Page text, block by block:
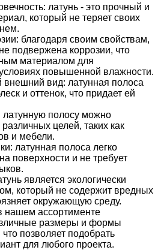
латунь - это прочный и
который не теряет своих
благодаря своим свойствам,
подвержена коррозии, что
материалом для
повышенной влажности.
внешний вид: латунная полоса
и оттенок, что придает ей
латунную полосу можно
целей, таких как
и мебели.
латунная полоса легко
поверхности и не требует
является экологически
который не содержит вредных
окружающую среду.
нашем ассортименте
размеры и формы
позволяет подобрать
для любого проекта.